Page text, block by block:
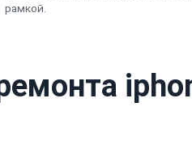
рамкой.